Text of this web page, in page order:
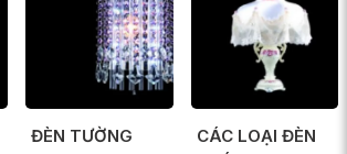
ĐÈN TƯỜNG
CÁC LOẠI ĐÈN